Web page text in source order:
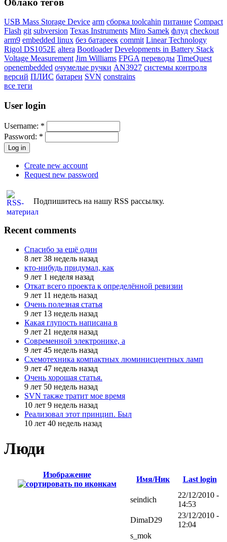
Облако тегов
USB Mass Storage Device arm сборка toolcahin питание Compact
Flash git subversion Texas Instruments Miro Samek флуд checkout
arm9 embedded linux без батареек commit Linear Technology
Rigol DS1052E altera Bootloader Developments in Battery Stack
Voltage Measurement Jim Williams FPGA переводы TimeQuest
openembedded очумелые ручки AN3927 системы контроля
версий ПЛИС батареи SVN constrains
все теги
User login
Username: *
Password: *
Create new account
Request new password
Подпишитесь на нашу RSS рассылку.
Recent comments
Спасибо за ещё один
8 лет 38 недель назад
кто-нибудь придумал, как
9 лет 1 неделя назад
Откат всего проекта к определённой ревизии
9 лет 11 недель назад
Очень полезная статья
9 лет 13 недель назад
Какая глупость написана в
9 лет 21 неделя назад
Современной электронике, а
9 лет 45 недель назад
Схемотехника компактных люминисцентных ламп
9 лет 47 недель назад
Очень хорошая статья.
9 лет 50 недель назад
SVN также тратит мое время
10 лет 9 недель назад
Реализовал этот принцип. Был
10 лет 40 недель назад
Люди
Изображение
Имя/Ник Last login
seindich
22/12/2010 -
14:53
DimaD29
23/12/2010 -
12:04
s_mok